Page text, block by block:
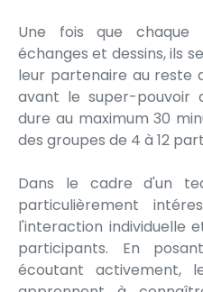
Une fois que
échanges et dessins, ils
leur partenaire au reste
avant le super-pouvoir
dure au maximum 30
des groupes de 4 à 12
Dans le cadre d'un
particulièrement
l'interaction individuelle
participants. En
écoutant activement,